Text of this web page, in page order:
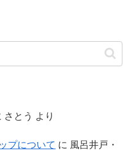
さとう より
プについて に 風呂井戸・